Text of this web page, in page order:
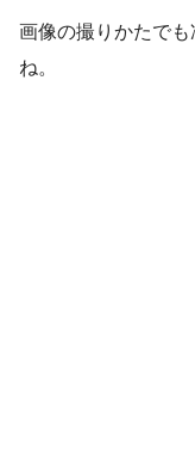
画像の撮りかたで
ね。